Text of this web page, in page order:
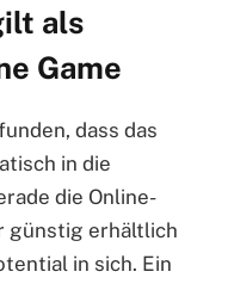
als
Game
dass das
in die
die Online-
günstig erhältlich
in sich. Ein